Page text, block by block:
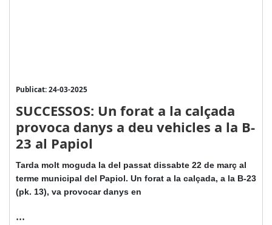
Publicat: 24-03-2025
SUCCESSOS: Un forat a la calçada
provoca danys a deu vehicles a la B-
23 al Papiol
Tarda molt moguda la del passat dissabte 22 de març al
terme municipal del Papiol. Un forat a la calçada, a la B-23
(pk. 13), va provocar danys en
...